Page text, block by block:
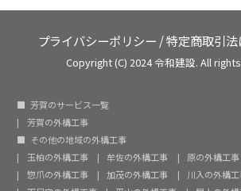
プライバシーポリシー /特定商取引
Copyright (C) 2024 令和建設. All
芳賀のサービス一覧
芳賀の外構工事
その他の地域の外構工事
玉柏の外構工事
牟佐の外構工事 原の外構工事
惣爪の外構工事
加茂の外構工事
川入の外構